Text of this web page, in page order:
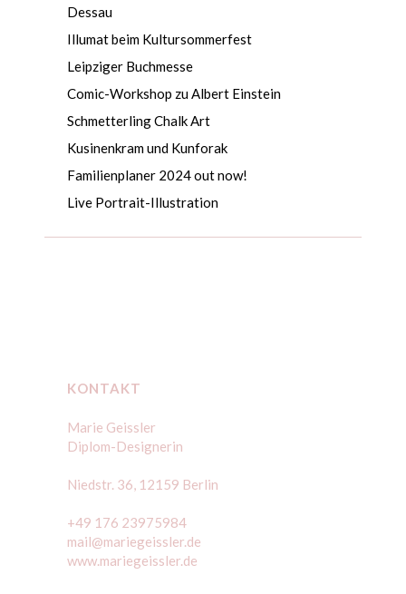
Dessau
Illumat beim Kultursommerfest
Leipziger Buchmesse
Comic-Workshop zu Albert Einstein
Schmetterling Chalk Art
Kusinenkram und Kunforak
Familienplaner 2024 out now!
Live Portrait-Illustration
KONTAKT
Marie Geissler
Diplom-Designerin
Niedstr. 36, 12159 Berlin
+49 176 23975984
mail@mariegeissler.de
www.mariegeissler.de